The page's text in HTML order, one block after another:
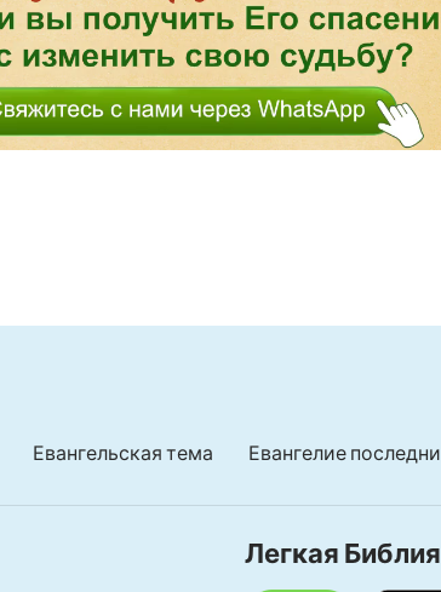
Евангельская тема Евангелие
Легкая Библия